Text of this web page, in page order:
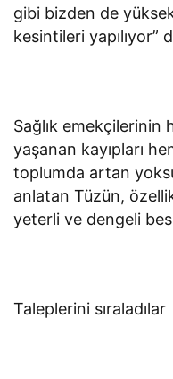
gibi bizden de
kesintileri yapılıyor”
Sağlık emekçilerinin
yaşanan kayıpları
toplumda artan
anlatan Tüzün,
yeterli ve dengeli
Taleplerini sıraladılar